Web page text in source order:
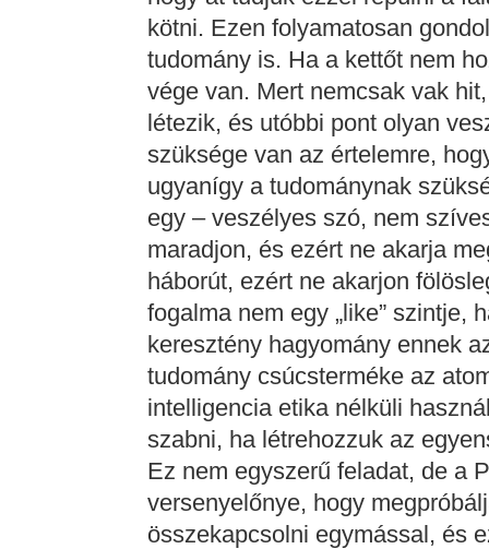
kötni. Ezen folyamatosan
tudomány is. Ha a kettőt nem
vége van. Mert nemcsak vak
létezik, és utóbbi pont olyan
szüksége van az értelemre,
ugyanígy a tudománynak
egy – veszélyes szó, nem
maradjon, és ezért ne akarja
háborút, ezért ne akarjon
fogalma nem egy „like” szintje,
keresztény hagyomány ennek
tudomány csúcsterméke az
intelligencia etika nélküli
szabni, ha létrehozzuk az
Ez nem egyszerű feladat, de a
versenyelőnye, hogy
összekapcsolni egymással, és